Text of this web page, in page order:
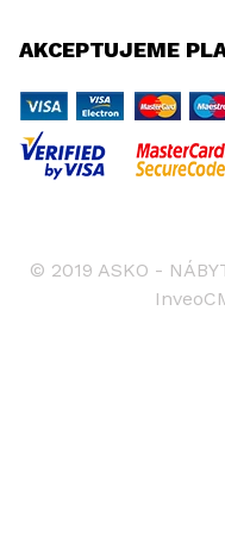
AKCEPTUJEME
© 2019 ASKO -